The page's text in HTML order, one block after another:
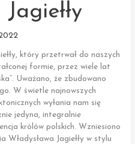
który przetrwał do naszych
formie, przez wiele lat
Uważano, że zbudowano
W świetle najnowszych
wyłania nam się
jedyna, integralnie
królów polskich. Wzniesiono
Jagiełły w stylu